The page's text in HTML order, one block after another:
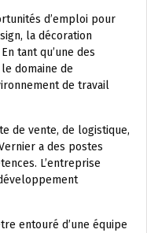
d’emploi pour
la décoration
tant qu’une des
domaine de
de travail
de vente, de logistique,
a des postes
L’entreprise
entouré d’une équipe